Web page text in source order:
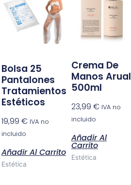
Bolsa 25
Pantalones
Tratamientos
Estéticos
19,99 € IVA no
incluido
Añadir Al Carrito
Estética
Crema De
Manos Arual
500ml
23,99 € IVA no
incluido
Añadir Al
Carrito
Estética